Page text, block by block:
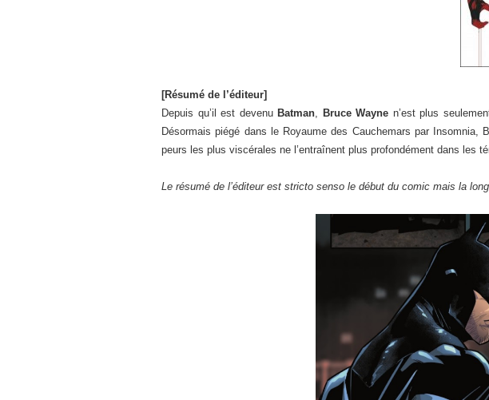
[Résumé de l’éditeur]
Depuis qu’il est devenu Batman, Bruce Wayne n’est plus
Désormais piégé dans le Royaume des Cauchemars par Insomnia,
peurs les plus viscérales ne l’entraînent plus profondément dans les
Le résumé de l’éditeur est stricto senso le début du comic mais la